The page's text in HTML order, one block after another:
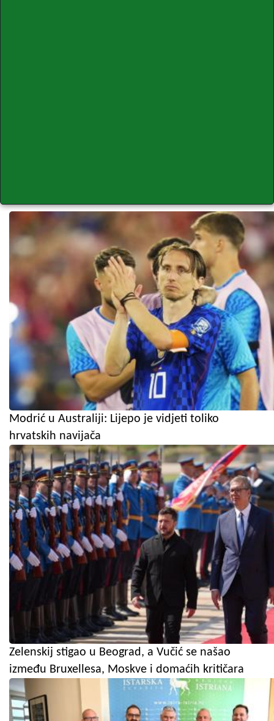
Modrić u Australiji: Lijepo je vidjeti toliko
hrvatskih navijača
Zelenskij stigao u Beograd, a Vučić se našao
između Bruxellesa, Moskve i domaćih kritičara